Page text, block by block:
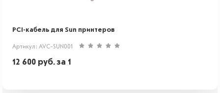
PCI-кабель для Sun принтеров
Артикул: AVC-SUN001
12 600 руб.за 1